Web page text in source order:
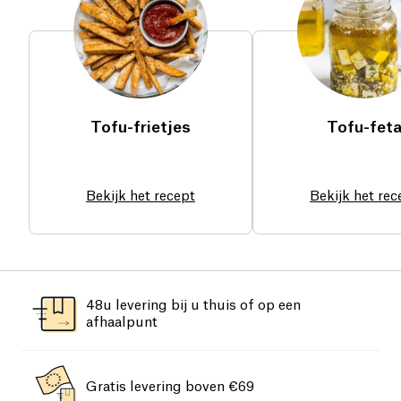
Tofu-frietjes
Bekijk het recept
Tofu-feta
Bekijk het
48u levering bij u thuis of op een
afhaalpunt
Gratis levering boven €69